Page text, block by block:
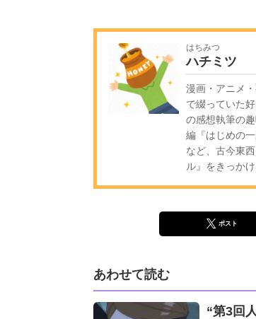
はちみつ
ハチミツ
漫画・アニメ
で綴っていた
の感想執筆の
編『はじめの
など、古今東
ル』をきっか
ポスト
あわせて読む
“第3回